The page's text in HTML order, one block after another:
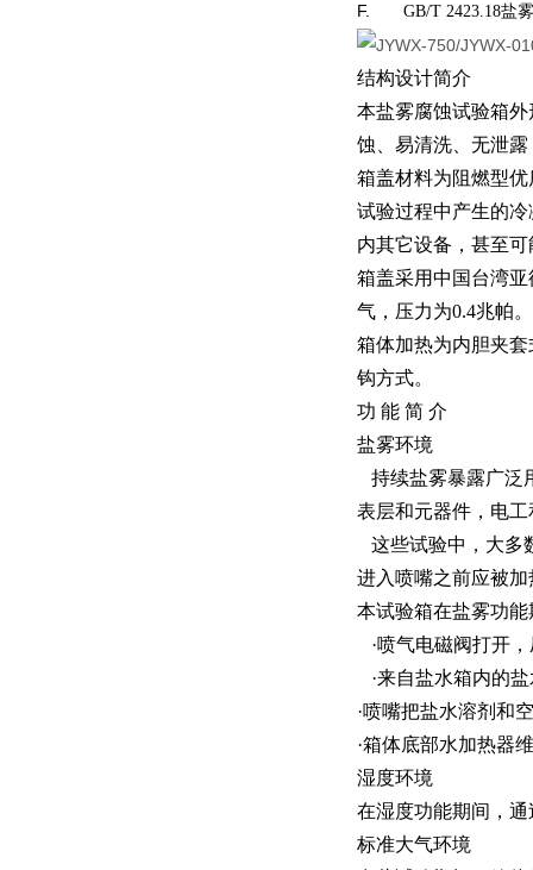
F. GB/T 2423.18盐
结构设计简介
本盐雾腐蚀试验箱
蚀、易清洗、无泄
箱盖材料为阻燃型
试验过程中产生的
内其它设备，甚至
箱盖采用中国台湾
气，压力为0.4兆帕。
箱体加热为内胆夹
钩方式。
功 能 简 介
盐雾环境
持续盐雾暴露广泛
表层和元器件，电
这些试验中，大多
进入喷嘴之前应被加
本试验箱在盐雾功
·喷气电磁阀打开
·来自盐水箱内的
·喷嘴把盐水溶剂和
·箱体底部水加热器
湿度环境
在湿度功能期间，
标准大气环境